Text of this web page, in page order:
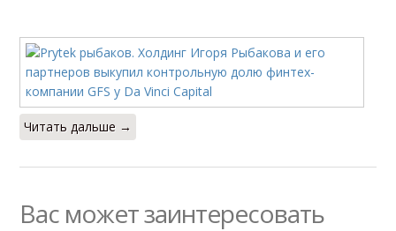
Читать дальше →
Вас может заинтересовать